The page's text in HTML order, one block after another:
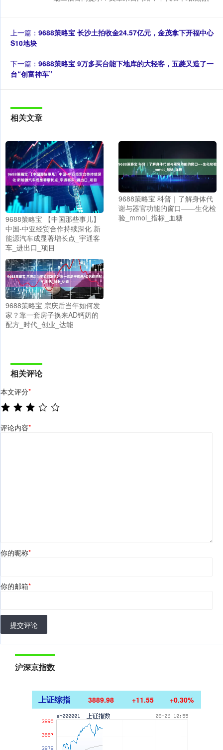
上一篇： 9688策略宝 长沙土拍收金24.57亿元，金茂拿下开福中心
S10地块
下一篇： 9688策略宝 9万多买台能下地库的大轻客，五菱又造了一
台“创富神车”
相关文章
9688策略宝 【中国那些事儿】
中国-中亚经贸合作持续深化 新
能源汽车成显著增长点_宇通客
车_进出口_项目
9688策略宝 科普｜了解身体代
谢与器官功能的窗口——生化检
验_mmol_指标_血糖
9688策略宝 宗庆后当年如何发
家？靠一套房子换来AD钙奶的
配方_时代_创业_达能
相关评论
本文评分*
评论内容*
你的昵称*
你的邮箱*
提交评论
沪深京指数
上证综指 3889.98 +11.55 +0.30%